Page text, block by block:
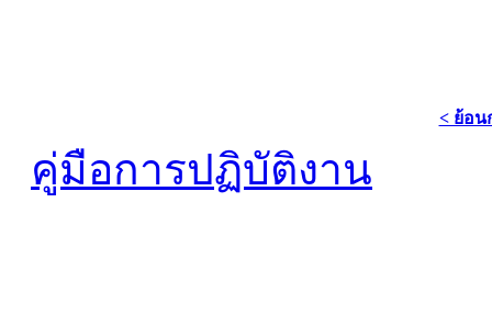
< ย้อน
คู่มือการปฏิบัติงาน